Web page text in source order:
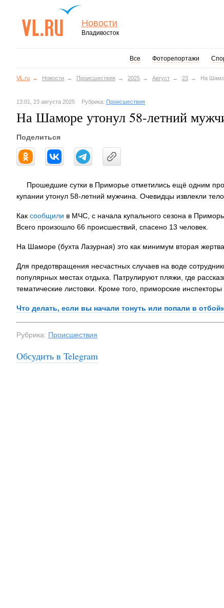
Новости
Владивосток
Все Фоторепортажи
VL.ru Новости Происшествия 2025 Август 23 На
13:01, 23 августа 2025 Рубрика: Происшествия
На Шаморе утонул 58-летний
Поделиться
Прошедшие сутки в Приморье отметились ещё одним
купании утонул 58-летний мужчина. Очевидцы извлекли
Как сообщили в МЧС, с начала купального сезона в
Всего произошло 66 происшествий, спасено 13 человек.
На Шаморе (бухта Лазурная) это как минимум вторая
Для предотвращения несчастных случаев на воде
популярных местах отдыха. Патрулируют пляжи, где
тематические листовки. Кроме того, приморские
Что делать, если вы начали тонуть или попали в
Рубрика: Происшествия
Обсудить в Telegram